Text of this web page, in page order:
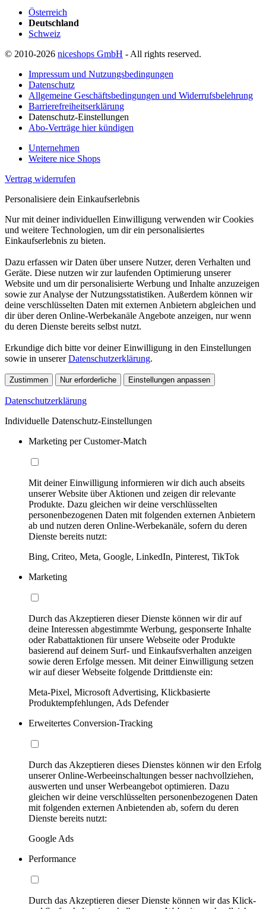
Österreich
Deutschland
Schweiz
© 2010-2026 niceshops GmbH - All rights reserved.
Impressum und Nutzungsbedingungen
Datenschutz
Allgemeine Geschäftsbedingungen und Widerrufsbelehrung
Barrierefreiheitserklärung
Datenschutz-Einstellungen
Abo-Verträge hier kündigen
Unternehmen
Weitere nice Shops
Vertrag widerrufen
Personalisiere dein Einkaufserlebnis
Nur mit deiner individuellen Einwilligung verwenden wir Cookies
und weitere Technologien, um dir ein personalisiertes
Einkaufserlebnis zu bieten.
Dazu erfassen wir Daten über unsere Nutzer, deren Verhalten und
Geräte. Diese nutzen wir zur laufenden Optimierung unserer
Website und um dir personalisierte Werbung und Inhalte anzuzeigen
sowie zur Analyse der Nutzungsstatistiken. Außerdem können wir
deine verschlüsselten Daten mit externen Anbietern abgleichen und
dir über deren Online-Werbekanäle Angebote anzeigen, nur wenn
du deren Dienste bereits selbst nutzt.
Erkundige dich bitte vor deiner Einwilligung in den Einstellungen
sowie in unsererDatenschutzerklärung.
Zustimmen Nur erforderliche Einstellungen anpassen
Datenschutzerklärung
Individuelle Datenschutz-Einstellungen
Marketing per Customer-Match
Mit deiner Einwilligung informieren wir dich auch abseits
unserer Website über Aktionen und zeigen dir relevante
Produkte. Dazu gleichen wir deine verschlüsselten
personenbezogenen Daten mit folgenden externen Anbietern
ab und nutzen deren Online-Werbekanäle, sofern du deren
Dienste bereits nutzt:
Bing, Criteo, Meta, Google, LinkedIn, Pinterest, TikTok
Marketing
Durch das Akzeptieren dieser Dienste können wir dir auf
deine Interessen abgestimmte Werbung, gesponserte Inhalte
oder Rabattaktionen für unsere Webseite oder Produkte
basierend auf deinem Surf- und Einkaufsverhalten anzeigen
sowie deren Erfolge messen. Mit deiner Einwilligung setzen
wir auf dieser Webseite folgende Drittdienste ein:
Meta-Pixel, Microsoft Advertising, Klickbasierte
Produktempfehlungen, Ads Defender
Erweitertes Conversion-Tracking
Durch das Akzeptieren dieses Dienstes können wir den Erfolg
unserer Online-Werbeeinschaltungen besser nachvollziehen,
auswerten und unser Werbeangebot optimieren. Dazu
gleichen wir deine verschlüsselten personenbezogenen Daten
mit folgenden externen Anbietenden ab, sofern du deren
Dienste bereits nutzt:
Google Ads
Performance
Durch das Akzeptieren dieser Dienste können wir das Klick-